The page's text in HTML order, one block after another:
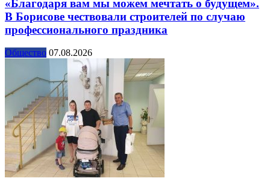
«Благодаря вам мы можем мечтать о будущем».
В Борисове чествовали строителей по случаю
профессионального праздника
Общество 07.08.2026